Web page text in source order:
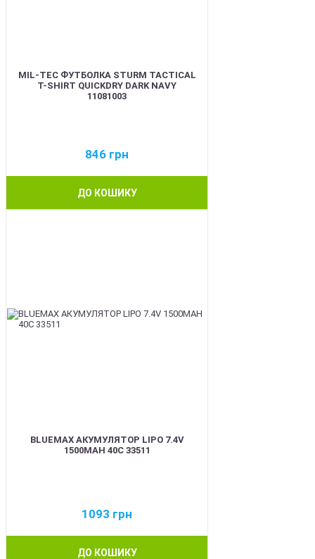
MIL-TEC ФУТБОЛКА STURM TACTICAL
T-SHIRT QUICKDRY DARK NAVY
11081003
846 грн
ДО КОШИКУ
BLUEMAX АКУМУЛЯТОР LIPO 7.4V
1500MAH 40C 33511
1093 грн
ДО КОШИКУ